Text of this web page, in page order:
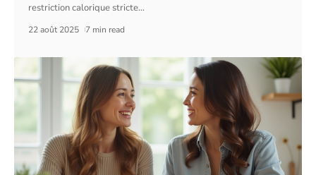
restriction calorique stricte…
22 août 2025 7 min read